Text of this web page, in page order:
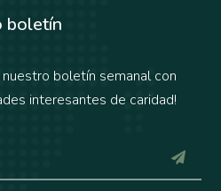
boletín
boletín semanal con
interesantes de caridad!